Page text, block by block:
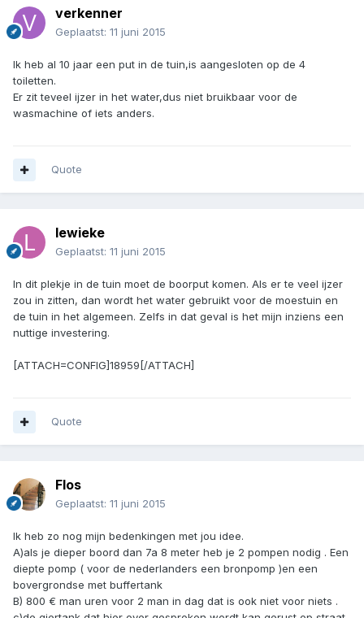
verkenner
Geplaatst: 11 juni 2015
Ik heb al 10 jaar een put in de tuin,is aangesloten op de 4
toiletten.
Er zit teveel ijzer in het water,dus niet bruikbaar voor de
wasmachine of iets anders.
Quote
lewieke
Geplaatst: 11 juni 2015
In dit plekje in de tuin moet de boorput komen. Als er te veel ijzer
zou in zitten, dan wordt het water gebruikt voor de moestuin en
de tuin in het algemeen. Zelfs in dat geval is het mijn inziens een
nuttige investering.
[ATTACH=CONFIG]18959[/ATTACH]
Quote
Flos
Geplaatst: 11 juni 2015
Ik heb zo nog mijn bedenkingen met jou idee.
A)als je dieper boord dan 7a 8 meter heb je 2 pompen nodig . Een
diepte pomp ( voor de nederlanders een bronpomp )en een
bovergrondse met buffertank
B) 800 € man uren voor 2 man in dag dat is ook niet voor niets .